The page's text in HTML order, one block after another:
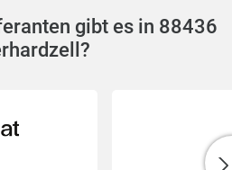
gibt es in 88436